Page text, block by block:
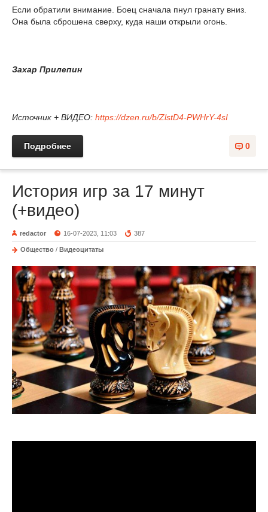
Если обратили внимание. Боец сначала пнул гранату вниз.
Она была сброшена сверху, куда наши открыли огонь.
Захар Прилепин
Источник + ВИДЕО: https://dzen.ru/b/ZlstD4-PWHrY-4sI
0
Подробнее
История игр за 17 минут
(+видео)
redactor 16-07-2023, 11:03 387
Общество / Видеоцитаты